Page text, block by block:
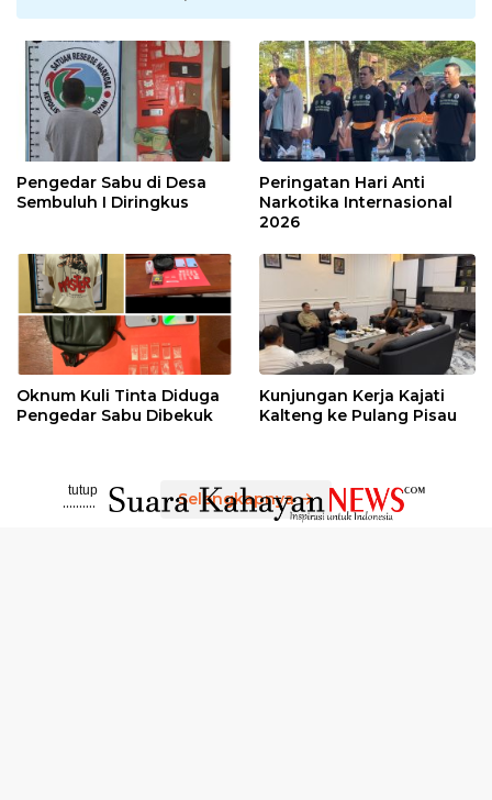
Pengedar Sabu di Desa
Sembuluh I Diringkus
Peringatan Hari Anti
Narkotika Internasional
2026
Oknum Kuli Tinta Diduga
Pengedar Sabu Dibekuk
Kunjungan Kerja Kajati
Kalteng ke Pulang Pisau
Selengkapnya
tutup
..........